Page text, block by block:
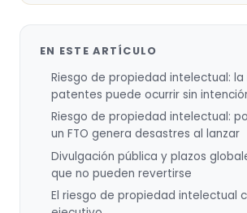
EN ESTE ARTÍCULO
Riesgo de propiedad intelectual:
patentes puede ocurrir sin
Riesgo de propiedad intelectual:
un FTO genera desastres al lanzar
Divulgación pública y plazos
que no pueden revertirse
El riesgo de propiedad intelectual